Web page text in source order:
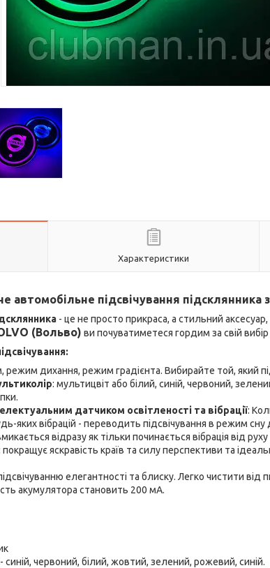
Характеристики
автомобільне підсвічування підсклянника
- це не просто прикраса, а стильний
(Вольво) ви почуватиметеся гордим за свій
дихання, режим градієнта. Вибирайте той, який
: мультицвіт або білий, синій, червоний,
датчиком освітленості та вібрації:
яких вібрацій - переводить підсвічування в режим сну
відразу як тільки починається вібрація від
покращує яскравість країв та силу перспективи та
елегантності та блиску. Легко чистити від
акумулятора становить 200 мА.
синій, червоний, білий, жовтий, зелений, рожевий, синій.